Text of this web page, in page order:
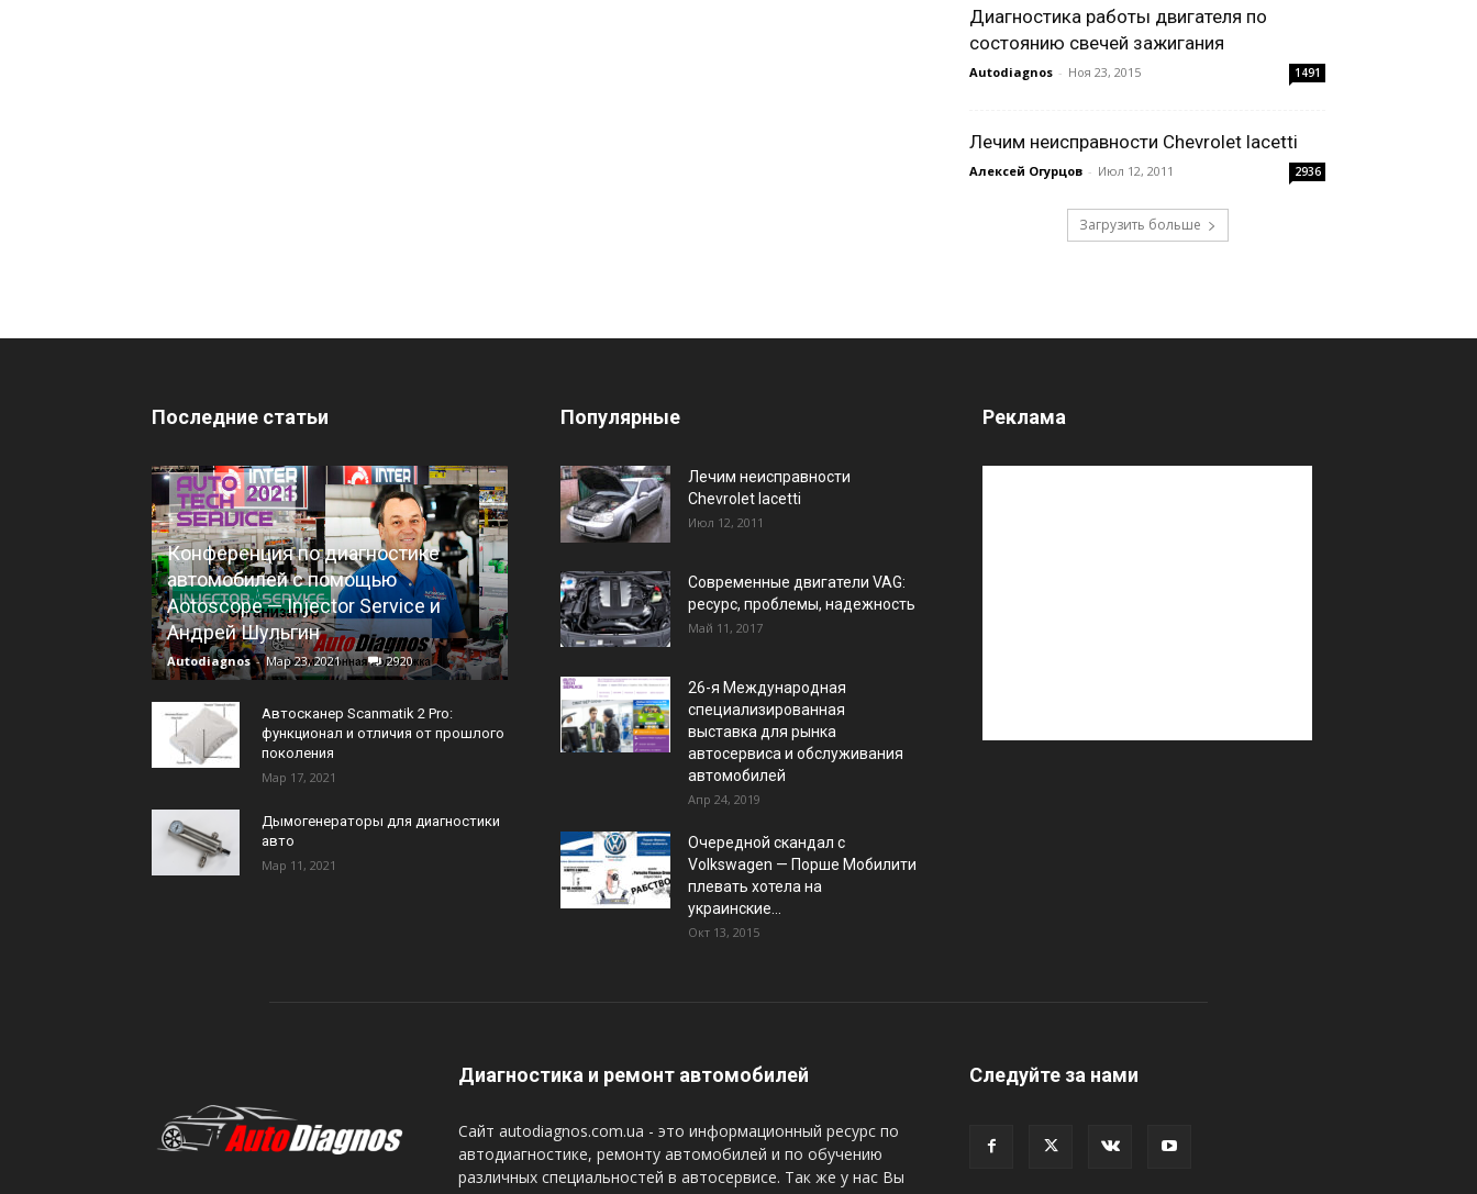
Диагностика работы двигателя по
состоянию свечей зажигания
Autodiagnos - Ноя 23, 2015 1491
Лечим неисправности Chevrolet lacetti
Алексей Огурцов - Июл 12, 2011 2936
Загрузить больше
Последние статьи
Конференция по диагностике
автомобилей с помощью
Aotoscope — Injector Service и
Андрей Шульгин
Autodiagnos - Мар 23, 2021 2920
Автосканер Scanmatik 2 Pro:
функционал и отличия от прошлого
поколения
Мар 17, 2021
Дымогенераторы для диагностики
авто
Мар 11, 2021
Популярные
Лечим неисправности
Chevrolet lacetti
Июл 12, 2011
Современные двигатели VAG:
ресурс, проблемы, надежность
Май 11, 2017
26-я Международная
специализированная
выставка для рынка
автосервиса и обслуживания
автомобилей
Апр 24, 2019
Очередной скандал с
Volkswagen — Порше Мобилити
плевать хотела на
украинские...
Окт 13, 2015
Реклама
Диагностика и ремонт автомобилей
Сайт autodiagnos.com.ua - это информационный ресурс по
автодиагностике, ремонту автомобилей и по обучению
различных специальностей в автосервисе. Так же у нас Вы
Следуйте за нами